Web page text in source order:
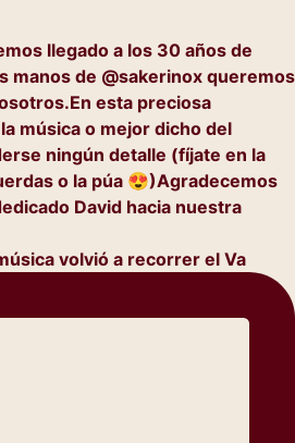
volvió a recorrer el Va